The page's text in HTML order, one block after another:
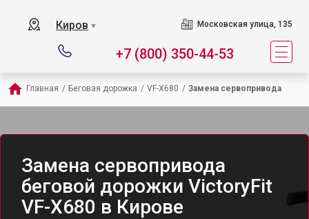
Киров ▼ Московская улица, 135
+7 (800) 350-44-53
Главная / Беговая дорожка / VF-X680 / Замена сервопривода
Замена сервопривода
беговой дорожки VictoryFit
VF-X680 в Кирове